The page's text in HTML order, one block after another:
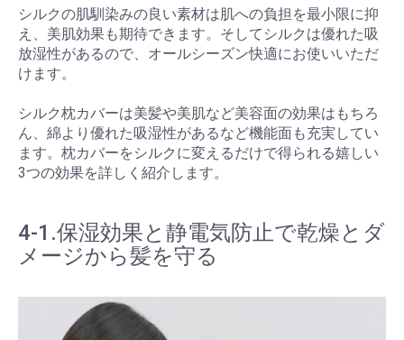
シルクの肌馴染みの良い素材は肌への負担を最小限に抑
え、美肌効果も期待できます。そしてシルクは優れた吸
放湿性があるので、オールシーズン快適にお使いいただ
けます。
シルク枕カバーは美髪や美肌など美容面の効果はもちろ
ん、綿より優れた吸湿性があるなど機能面も充実してい
ます。枕カバーをシルクに変えるだけで得られる嬉しい
3つの効果を詳しく紹介します。
4-1.保湿効果と静電気防止で乾燥とダ
メージから髪を守る